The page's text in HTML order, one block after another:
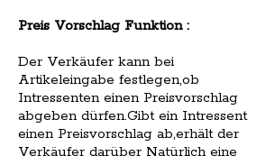
Preis Vorschlag Funktion :
Der Verkäufer kann bei
Artikeleingabe festlegen,ob
Intressenten einen Preisvorschlag
abgeben dürfen.Gibt ein Intressent
einen Preisvorschlag ab,erhält der
Verkäufer darüber Natürlich eine